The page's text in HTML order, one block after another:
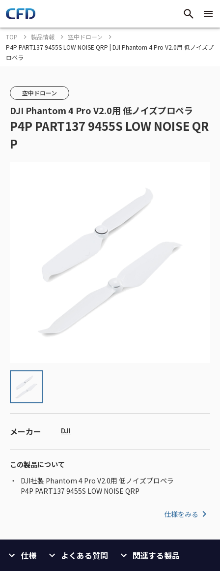
TOP 製品情報
空中ドローン
P4P PART137 9455S LOW NOISE QRP | DJI Phantom 4 Pro V2.0用 低ノイズプ
ロペラ
空中ドローン
DJI Phantom 4 Pro V2.0用 低ノイズプロペラ
P4P PART137 9455S LOW NOISE QR
P
メーカー DJI
この製品について
DJI社製 Phantom 4 Pro V2.0用 低ノイズプロペラ
P4P PART137 9455S LOW NOISE QRP
仕様をみる
仕様 よくある質問 関連する製品